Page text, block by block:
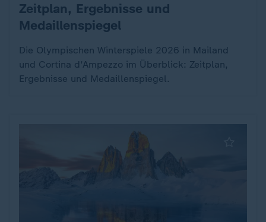
:Zeitplan, Ergebnisse und
Medaillenspiegel
Die Olympischen Winterspiele 2026 in Mailand
und Cortina d’Ampezzo im Überblick: Zeitplan,
Ergebnisse und Medaillenspiegel.